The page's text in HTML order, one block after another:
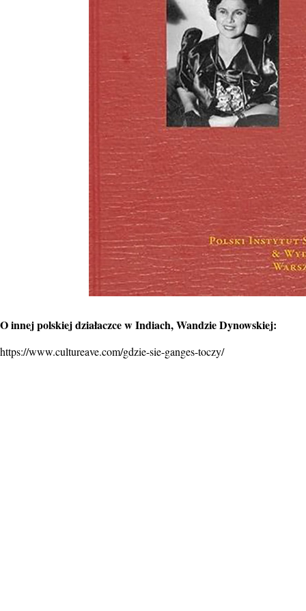
O innej polskiej działaczce w Indiach, Wandzie Dynowskiej:
https://www.cultureave.com/gdzie-sie-ganges-toczy/